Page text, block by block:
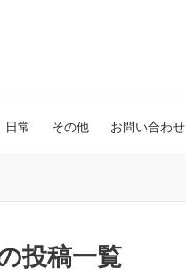
日常 その他 お問い合わせ
投稿一覧